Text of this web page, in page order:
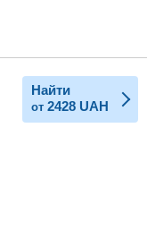
Найти
от 2428 UAH